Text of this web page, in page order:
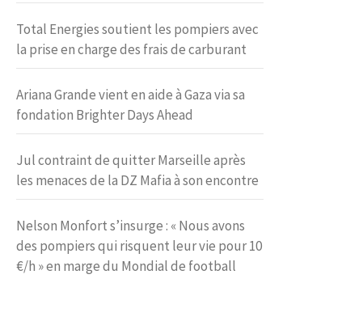
Total Energies soutient les pompiers avec
la prise en charge des frais de carburant
Ariana Grande vient en aide à Gaza via sa
fondation Brighter Days Ahead
Jul contraint de quitter Marseille après
les menaces de la DZ Mafia à son encontre
Nelson Monfort s’insurge : « Nous avons
des pompiers qui risquent leur vie pour 10
€/h » en marge du Mondial de football